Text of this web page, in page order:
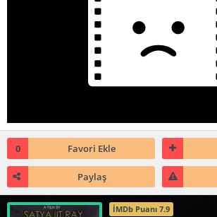
0 Favori Ekle
Paylaş
İMDb Puanı 7.9